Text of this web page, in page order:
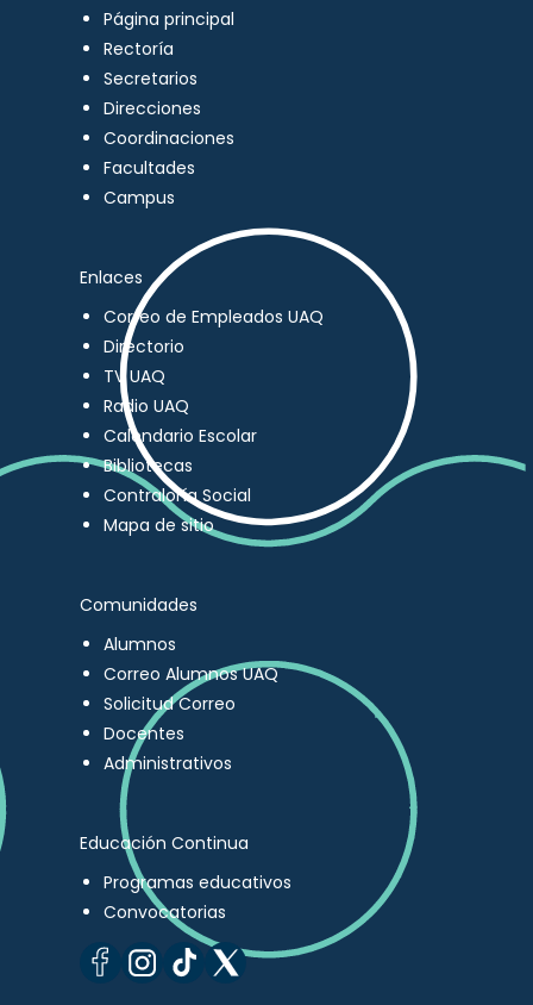
Página principal
Rectoría
Secretarios
Direcciones
Coordinaciones
Facultades
Campus
Enlaces
Correo de Empleados UAQ
Directorio
TV UAQ
Radio UAQ
Calendario Escolar
Bibliotecas
Contraloría Social
Mapa de sitio
Comunidades
Alumnos
Correo Alumnos UAQ
Solicitud Correo
Docentes
Administrativos
Educación Continua
Programas educativos
Convocatorias